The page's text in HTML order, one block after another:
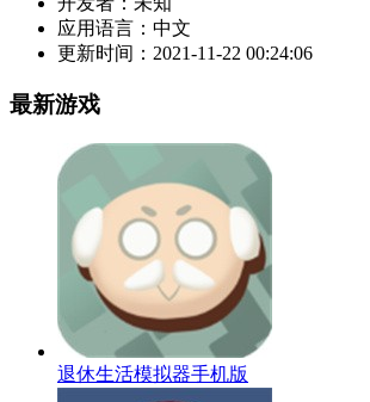
应用语言： 中文
更新时间： 2021-11-22 00:24:06
最新游戏
退休生活模拟器手机版